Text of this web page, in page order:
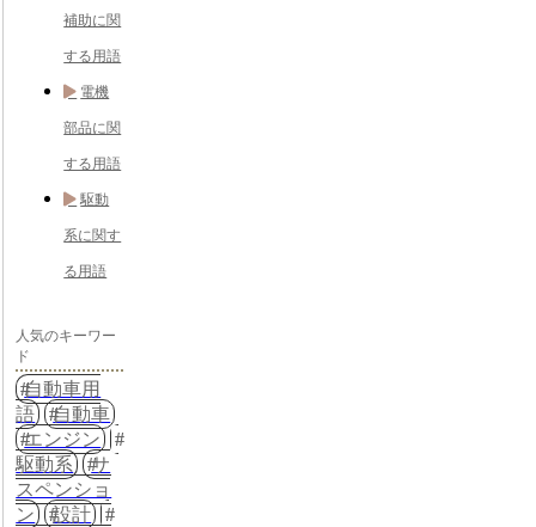
補助に関
する用語
電機
部品に関
する用語
駆動
系に関す
る用語
人気のキーワー
ド
自動車用
語
自動車
エンジン
駆動系
サ
スペンショ
ン
設計